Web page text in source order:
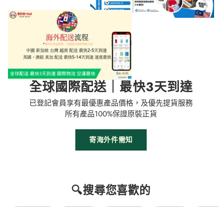
全球國際配送｜最快3天到達
已登記會員享有最優惠產品價格，及優先提貨服務
所有產品100%保證原裝正貨
寄海外件需知
🔍搜尋您喜歡的